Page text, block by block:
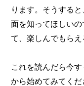
ります。そうする
面を知ってほしい
て、楽しんでもらえ
これを読んだら今
から始めてみてく